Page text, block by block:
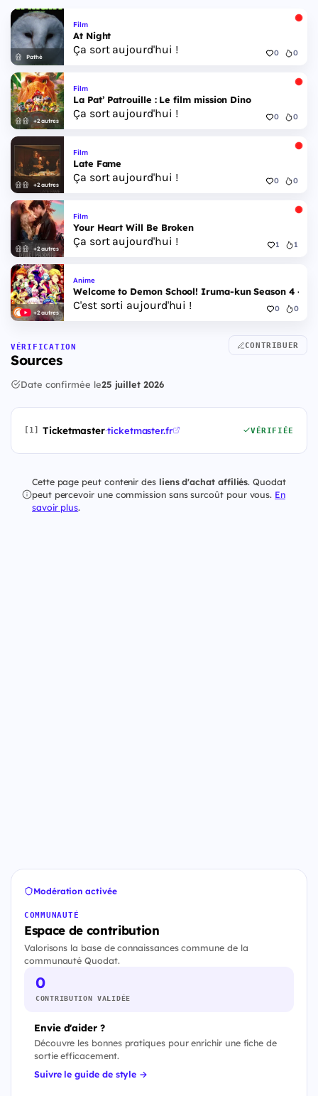
Pathé
Film
At Night
Ça sort aujourd'hui ! 0 0
+2 autres
Film
La Pat’ Patrouille : Le film mission Dino
Ça sort aujourd'hui ! 0 0
+2 autres
Film
Late Fame
Ça sort aujourd'hui ! 0 0
+2 autres
Film
Your Heart Will Be Broken
Ça sort aujourd'hui ! 1 1
+2 autres
Anime
Welcome to Demon School! Iruma-kun Season 4 -
C'est sorti aujourd'hui ! 0 0
VÉRIFICATION
Sources
CONTRIBUER
Date confirmée le25 juillet 2026
[1] Ticketmaster·ticketmaster.fr VÉRIFIÉE
Cette page peut contenir des liens d'achat affiliés. Quodat
peut percevoir une commission sans surcoût pour vous. En
savoir plus.
Modération activée
COMMUNAUTÉ
Espace de contribution
Valorisons la base de connaissances commune de la
communauté Quodat.
0
CONTRIBUTION VALIDÉE
Envie d'aider ?
Découvre les bonnes pratiques pour enrichir une fiche de
sortie efficacement.
Suivre le guide de style →